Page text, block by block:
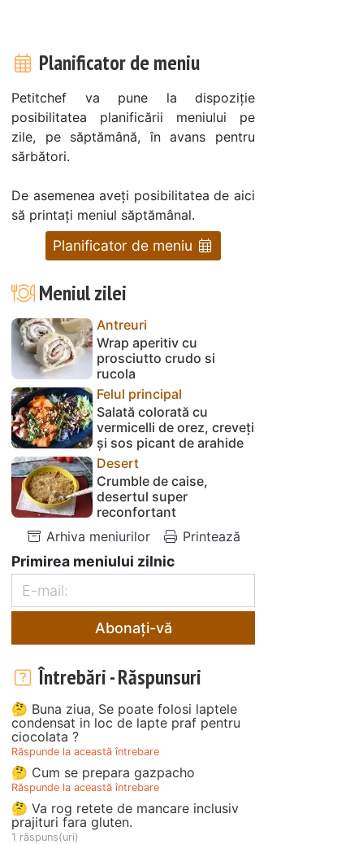
Planificator de meniu
Petitchef va pune la dispoziție
posibilitatea planificării meniului pe
zile, pe săptămână, în avans pentru
sărbători.
De asemenea aveți posibilitatea de aici
să printați meniul săptămânal.
Planificator de meniu
Meniul zilei
Antreuri
Wrap aperitiv cu
prosciutto crudo si
rucola
Felul principal
Salată colorată cu
vermicelli de orez, creveți
și sos picant de arahide
Desert
Crumble de caise,
desertul super
reconfortant
Arhiva meniurilor
Printează
Primirea meniului zilnic
Abonați-vă
Întrebări - Răspunsuri
🤔 Buna ziua, Se poate folosi laptele
condensat in loc de lapte praf pentru
ciocolata ?
Răspunde la această întrebare
🤔 Cum se prepara gazpacho
Răspunde la această întrebare
🤔 Va rog retete de mancare inclusiv
prajituri fara gluten.
1 răspuns(uri)